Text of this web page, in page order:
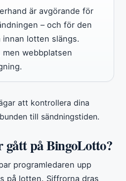
är avgörande för
– och för den
innan lotten slängs.
men webbplatsen
att kontrollera dina
till sändningstiden.
på BingoLotto?
programledaren upp
på lotten. Siffrorna dras